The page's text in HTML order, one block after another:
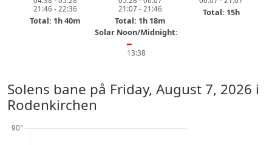
21:46 - 22:36
Total: 1h 40m
21:07 - 21:46
Total: 1h 18m
Total: 15h
Solar Noon/Midnight:
━
13:38
Solens bane på Friday, August 7, 2026 i
Rodenkirchen